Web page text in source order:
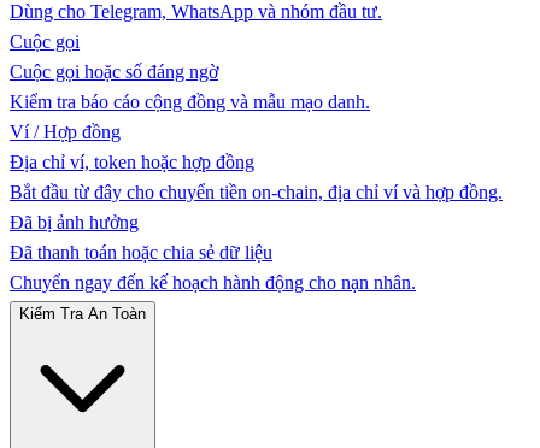
Dùng cho Telegram, WhatsApp và nhóm đầu tư.
Cuộc gọi
Cuộc gọi hoặc số đáng ngờ
Kiểm tra báo cáo cộng đồng và mẫu mạo danh.
Ví / Hợp đồng
Địa chỉ ví, token hoặc hợp đồng
Bắt đầu từ đây cho chuyển tiền on-chain, địa chỉ ví và hợp đồng.
Đã bị ảnh hưởng
Đã thanh toán hoặc chia sẻ dữ liệu
Chuyển ngay đến kế hoạch hành động cho nạn nhân.
Kiểm Tra An Toàn